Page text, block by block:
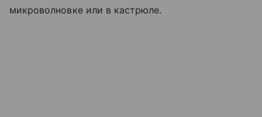
микроволновке или в кастрюле.